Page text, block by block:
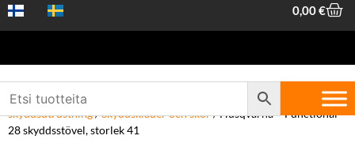
0,00€
Hem /Arbetskläder och skyddsutrustning
Skogskläder och
skyddsutrustning/Skyddskläder och skor/ Husqvarna – Functional
28 skyddsstövel, storlek 41